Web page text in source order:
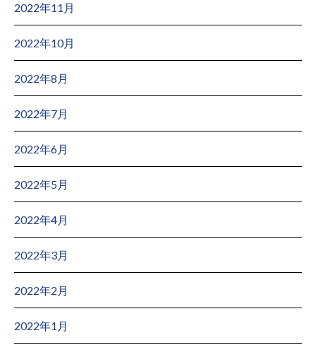
2022年11月
2022年10月
2022年8月
2022年7月
2022年6月
2022年5月
2022年4月
2022年3月
2022年2月
2022年1月